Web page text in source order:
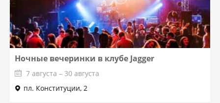
Ночные вечеринки в клубе Jagger
7 августа – 30 августа
пл. Конституции, 2